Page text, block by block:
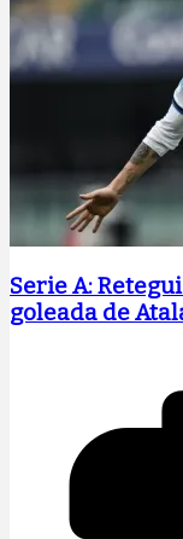
Serie A:
goleada de